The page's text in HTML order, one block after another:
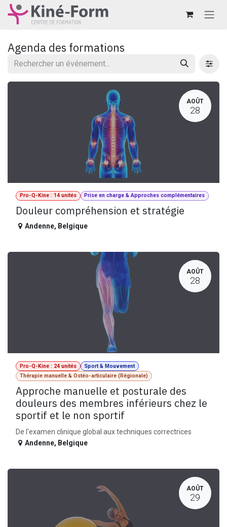
Se rendre au contenu
Agenda des formations
AOÛT
28
Pro-Q-Kine : 14 unités Prise en charge & Approches complémentaires
Douleur compréhension et stratégie
Andenne, Belgique
AOÛT
28
Pro-Q-Kine : 24 unités
Sport & Mouvement
Thérapie manuelle & Ostéo-articulaire (Régionale)
Approche manuelle et posturale des
douleurs des membres inférieurs chez le
sportif et le non sportif
De l'examen clinique global aux techniques correctrices
Andenne, Belgique
AOÛT
29